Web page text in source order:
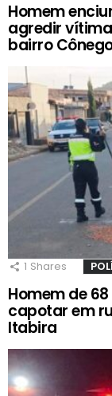
Homem
agredir
bairro
1 Shares
Homem de
capotar em
Itabira